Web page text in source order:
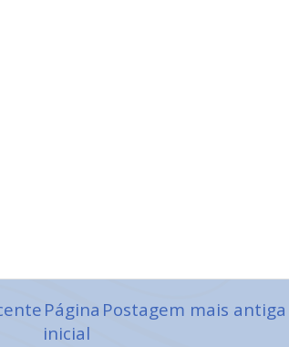
Postagem mais antiga
Página
inicial